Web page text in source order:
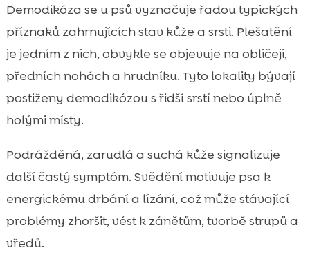
Demodikóza se u psů vyznačuje řadou typických
příznaků zahrnujících stav kůže a srsti. Plešatění
je jedním z nich, obvykle se objevuje na obličeji,
předních nohách a hrudníku. Tyto lokality bývají
postiženy demodikózou s řidší srstí nebo úplně
holými místy.
Podrážděná, zarudlá a suchá kůže signalizuje
další častý symptóm. Svědění motivuje psa k
energickému drbání a lízání, což může stávající
problémy zhoršit, vést k zánětům, tvorbě strupů a
vředů.